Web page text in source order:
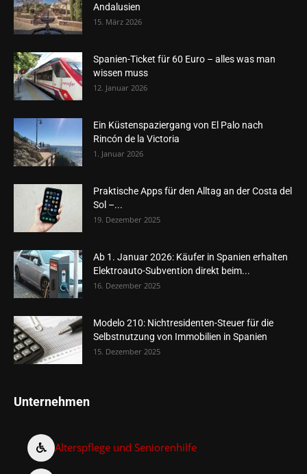
Andalusien
15. März 2026
Spanien-Ticket für 60 Euro – alles was man
wissen muss
12. Januar 2026
Ein Küstenspaziergang von El Palo nach
Rincón de la Victoria
1. Januar 2026
Praktische Apps für den Alltag an der Costa del
Sol –...
19. Dezember 2025
Ab 1. Januar 2026: Käufer in Spanien erhalten
Elektroauto-Subvention direkt beim...
16. Dezember 2025
Modelo 210: Nichtresidenten-Steuer für die
Selbstnutzung von Immobilien in Spanien
15. Dezember 2025
Unternehmen
Alterspflege und Seniorenhilfe